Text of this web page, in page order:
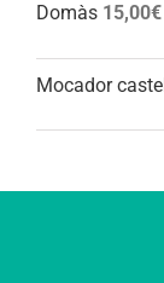
Domàs 15,00€
Mocador